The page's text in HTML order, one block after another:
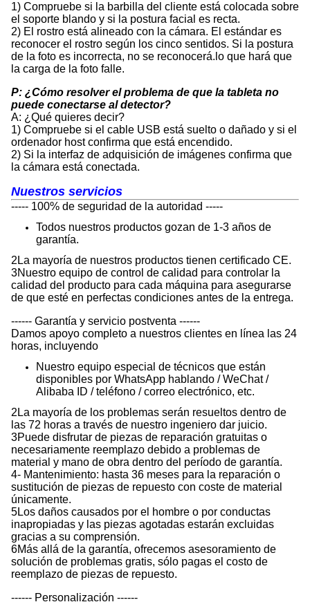
1) Compruebe si la barbilla del cliente está colocada sobre
el soporte blando y si la postura facial es recta.
2) El rostro está alineado con la cámara. El estándar es
reconocer el rostro según los cinco sentidos. Si la postura
de la foto es incorrecta, no se reconocerá.lo que hará que
la carga de la foto falle.
P: ¿Cómo resolver el problema de que la tableta no
puede conectarse al detector?
A: ¿Qué quieres decir?
1) Compruebe si el cable USB está suelto o dañado y si el
ordenador host confirma que está encendido.
2) Si la interfaz de adquisición de imágenes confirma que
la cámara está conectada.
Nuestros servicios
----- 100% de seguridad de la autoridad -----
Todos nuestros productos gozan de 1-3 años de
garantía.
2La mayoría de nuestros productos tienen certificado CE.
3Nuestro equipo de control de calidad para controlar la
calidad del producto para cada máquina para asegurarse
de que esté en perfectas condiciones antes de la entrega.
------ Garantía y servicio postventa ------
Damos apoyo completo a nuestros clientes en línea las 24
horas, incluyendo
Nuestro equipo especial de técnicos que están
disponibles por WhatsApp hablando / WeChat /
Alibaba ID / teléfono / correo electrónico, etc.
2La mayoría de los problemas serán resueltos dentro de
las 72 horas a través de nuestro ingeniero dar juicio.
3Puede disfrutar de piezas de reparación gratuitas o
necesariamente reemplazo debido a problemas de
material y mano de obra dentro del período de garantía.
4- Mantenimiento: hasta 36 meses para la reparación o
sustitución de piezas de repuesto con coste de material
únicamente.
5Los daños causados por el hombre o por conductas
inapropiadas y las piezas agotadas estarán excluidas
gracias a su comprensión.
6Más allá de la garantía, ofrecemos asesoramiento de
solución de problemas gratis, sólo pagas el costo de
reemplazo de piezas de repuesto.
------ Personalización ------